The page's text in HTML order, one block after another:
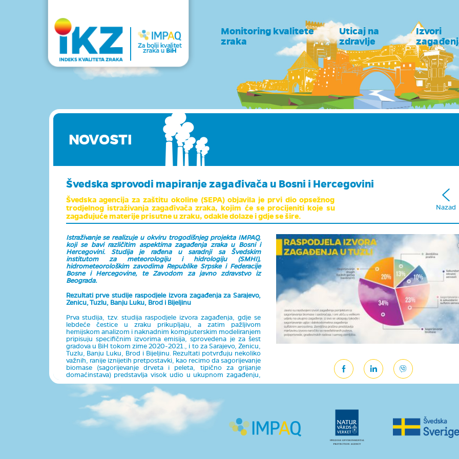
Monitoring kvalitete
zraka
Uticaj na
zdravlje
Izvori
NOVOSTI
Švedska sprovodi mapiranje zagađivača u Bosni i Hercegovini
Švedska agencija za zaštitu okoline (SEPA) objavila je prvi dio opsežnog
trodjelnog istraživanja zagađivača zraka, kojim će se procijeniti koje su
zagađujuće materije prisutne u zraku, odakle dolaze i gdje se šire.
Nazad
Istraživanje se realizuje u okviru trogodišnjeg projekta IMPAQ,
koji se bavi različitim aspektima zagađenja zraka u Bosni i
Hercegovini. Studija je rađena u saradnji sa Švedskim
institutom za meteorologiju i hidrologiju (SMHI),
hidrometeorološkim zavodima Republike Srpske i Federacije
Bosne i Hercegovine, te Zavodom za javno zdravstvo iz
Beograda.
Rezultati prve studije raspodjele izvora zagađenja za Sarajevo,
Zenicu, Tuzlu, Banju Luku, Brod i Bijeljinu
Prva studija, tzv. studija raspodjele izvora zagađenja, gdje se
lebdeće čestice u zraku prikupljaju, a zatim pažljivom
hemijskom analizom i naknadnim kompjuterskim modeliranjem
pripisuju specifičnim izvorima emisija, sprovedena je za šest
gradova u BiH tokom zime 2020-2021., i to za Sarajevo, Zenicu,
Tuzlu, Banju Luku, Brod i Bijeljinu. Rezultati potvrđuju nekoliko
važnih, ranije iznijetih pretpostavki, kao recimo da sagorijevanje
biomase (sagorijevanje drveta i peleta, tipično za grijanje
domaćinstava) predstavlja visok udio u ukupnom zagađenju,
dok neka nova saznanja zahtijevaju dalja ispitivanja.
U šest gradova gdje su rađena mjerenja, udio zagađenja
porijeklom iz biomase kreće se između 20-35%. Zanimljiv je
podatak da su ovi udjeli viši u manjim gradovima, kao što su
Tuzla i Bijeljina. To naravno može biti zbog većeg prisustva
industrije, saobraćaja i sagorijevanja uglja u većim gradovima te
ovi izvori više utiču na udio u emisijama na takvim lokacijama.